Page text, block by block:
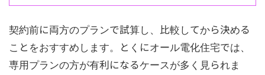
契約前に両方のプランで試算し、比較してから決める
ことをおすすめします。とくにオール電化住宅では、
専用プランの方が有利になるケースが多く見られま